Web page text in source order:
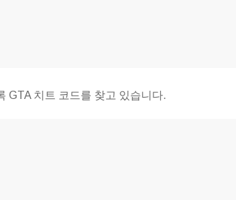
GTA 치트 코드를 찾고 있습니다.